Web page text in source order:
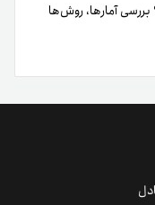
بررسی آمارها، روش‌ها